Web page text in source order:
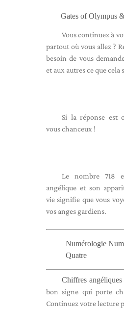
Gates of Olympus
Vous continuez à
partout où vous allez ?
besoin de vous
et aux autres ce que cela
Si la réponse est
vous chanceux !
Le nombre 718
angélique et son
vie signifie que vous
vos anges gardiens.
Numérologie
Quatre
Chiffres angéliques
bon signe qui porte
Continuez votre lecture